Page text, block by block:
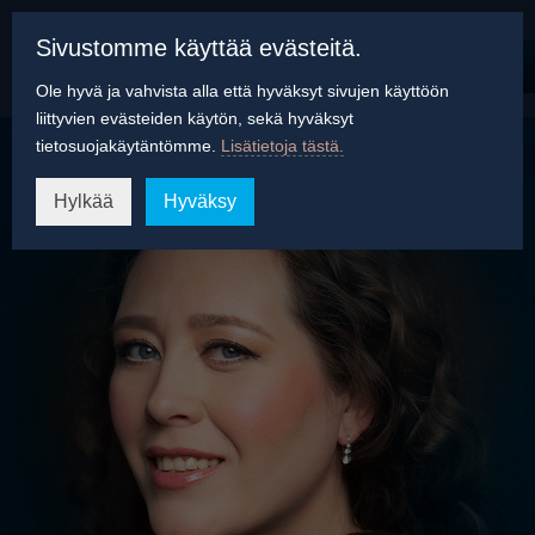
Sivustomme käyttää evästeitä.
Ole hyvä ja vahvista alla että hyväksyt sivujen käyttöön
liittyvien evästeiden käytön, sekä hyväksyt
tietosuojakäytäntömme. Lisätietoja tästä.
Hylkää Hyväksy